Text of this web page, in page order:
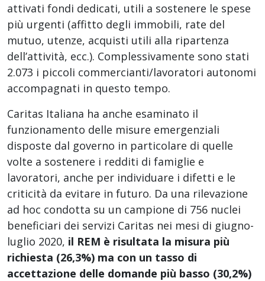
attivati fondi dedicati, utili a sostenere le spese
più urgenti (affitto degli immobili, rate del
mutuo, utenze, acquisti utili alla ripartenza
dell’attività, ecc.). Complessivamente sono stati
2.073 i piccoli commercianti/lavoratori autonomi
accompagnati in questo tempo.
Caritas Italiana ha anche esaminato il
funzionamento delle misure emergenziali
disposte dal governo in particolare di quelle
volte a sostenere i redditi di famiglie e
lavoratori, anche per individuare i difetti e le
criticità da evitare in futuro. Da una rilevazione
ad hoc condotta su un campione di 756 nuclei
beneficiari dei servizi Caritas nei mesi di giugno-
luglio 2020, il REM è risultata la misura più
richiesta (26,3%) ma con un tasso di
accettazione delle domande più basso (30,2%)